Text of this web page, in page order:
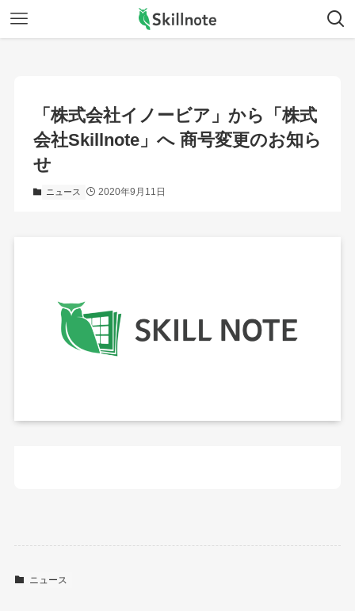
「株式会社イノービア」から「株式
会社Skillnote」へ 商号変更のお知ら
せ
ニュース 2020年9月11日
ニュース